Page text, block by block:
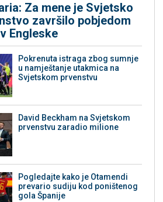
Za mene je Svjetsko
završilo pobjedom
Engleske
Pokrenuta istraga zbog sumnje
u namještanje utakmica na
Svjetskom prvenstvu
David Beckham na Svjetskom
prvenstvu zaradio milione
Pogledajte kako je Otamendi
prevario sudiju kod poništenog
gola Španije